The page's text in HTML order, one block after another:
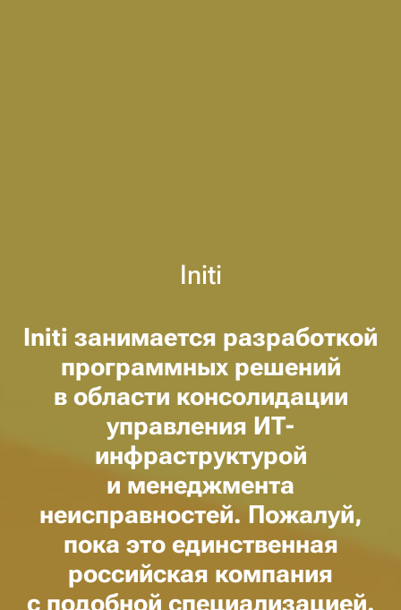
Initi
Initi занимается разработкой
программных решений
в области консолидации
управления ИТ-
инфраструктурой
и менеджмента
неисправностей. Пожалуй,
пока это единственная
российская компания
с подобной специализацией.